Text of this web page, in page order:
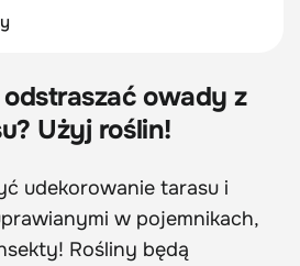
owady z
Użyj roślin!
udekorowanie tarasu i
w pojemnikach,
Rośliny będą